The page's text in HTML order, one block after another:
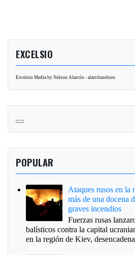
EXCELSIO
Excelsio Media by Nelson Alarcón - alarcónnelson
POPULAR
Ataques rusos en la
más de una docena
graves incendios
Fuerzas rusas
balísticos contra la capital
en la región de Kiev,